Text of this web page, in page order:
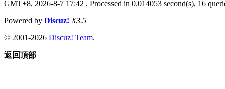
GMT+8, 2026-8-7 17:42 , Processed in 0.014053 second(s), 16
Powered by Discuz! X3.5
© 2001-2026 Discuz! Team.
返回頂部